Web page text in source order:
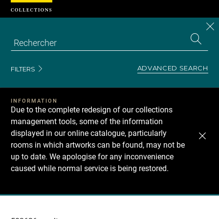
FILTERS ADVANCED SEARCH
INFORMATION
Due to the complete redesign of our collections
management tools, some of the information
displayed in our online catalogue, particularly
rooms in which artworks can be found, may not be
up to date. We apologise for any inconvenience
caused while normal service is being restored.
Recherche
Cookies management panel